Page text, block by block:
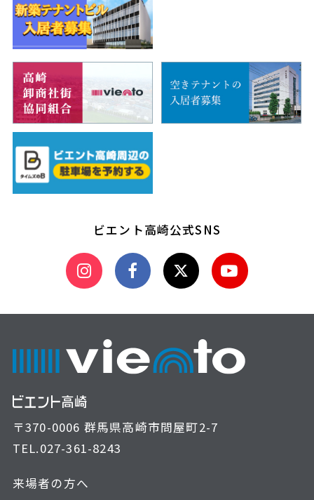
ビエント高崎公式SNS
〒370-0006 群馬県高崎市問屋町2-7
TEL.027-361-8243
来場者の方へ